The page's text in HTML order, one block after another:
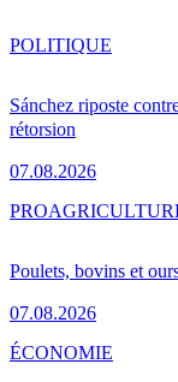
Sánchez riposte
rétorsion
07.08.2026
POLITIQUE
Poulets, bovins et
07.08.2026
PRO
ÉCONOMIE